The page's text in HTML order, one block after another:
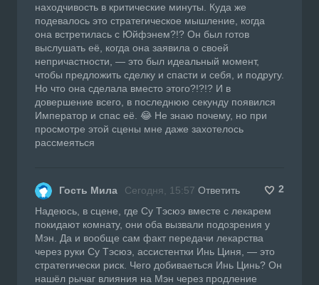
находчивость в критические минуты. Куда же
подевалось это стратегическое мышление, когда
она встретилась с Юйфэнем?!? Он был готов
выслушать её, когда она заявила о своей
непричастности, — это был идеальный момент,
чтобы предложить сделку и спасти и себя, и подругу.
Но что она сделала вместо этого?!?!? И в
довершение всего, в последнюю секунду появился
Император и спас её. 😂 Не знаю почему, но при
просмотре этой сцены мне даже захотелось
рассмеяться
Гость Мила Сегодня, 15:57 Ответить
2
Надеюсь, в сцене, где Су Тэсюэ вместе с лекарем
покидают комнату, они оба вызвали подозрения у
Мэн. Да и вообще сам факт передачи лекарства
через руки Су Тэсюэ, ассистентки Инь Циня, — это
стратегически риск. Чего добиваеться Инь Цинь? Он
нашёл рычаг влияния на Мэн через продление